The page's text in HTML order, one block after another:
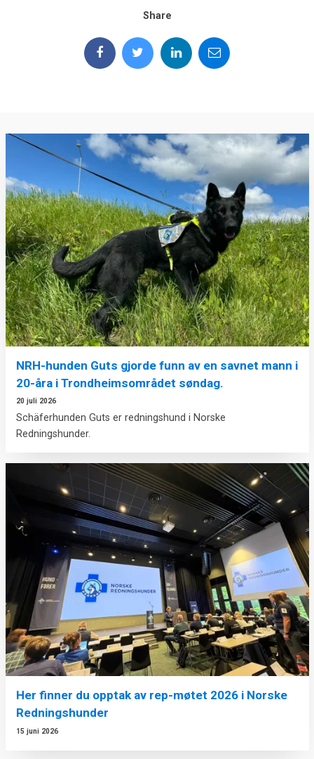
Share
NRH-hunden Guts gjorde funn av en savnet mann i
20-åra i Trondheimsområdet søndag.
20 juli 2026
Schäferhunden Guts er redningshund i Norske
Redningshunder.
Her finner du opptak av rep-møtet 2026 i Norske
Redningshunder
15 juni 2026